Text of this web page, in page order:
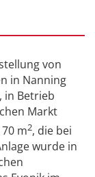
von
in Nanning
in Betrieb
Markt
m2, die bei
wurde in